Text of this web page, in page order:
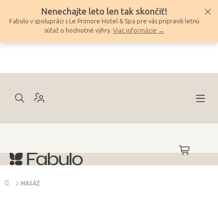
obsah
Nenechajte leto len tak skončiť!
Fabulo v spolupráci s Le Primore Hotel & Spa pre vás pripravili letnú
súťaž o hodnotné výhry. Viac informácie →
NÁKUPNÝ
KOŠÍK
Domov
MASÁŽ